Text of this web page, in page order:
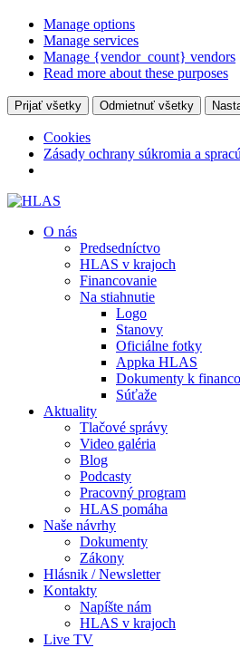
Manage options
Manage services
Manage {vendor_count} vendors
Read more about these purposes
Prijať všetky Odmietnuť všetky
Cookies
Zásady ochrany súkromia a
O nás
Predsedníctvo
HLAS v krajoch
Financovanie
Na stiahnutie
Logo
Stanovy
Oficiálne fotky
Appka HLAS
Dokumenty k
Súťaže
Aktuality
Tlačové správy
Video galéria
Blog
Podcasty
Pracovný program
HLAS pomáha
Naše návrhy
Dokumenty
Zákony
Hlásnik / Newsletter
Kontakty
Napíšte nám
HLAS v krajoch
Live TV